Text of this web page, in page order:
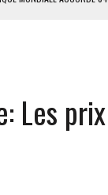
SOW QUITTE LE PRP
1 074 LIGNES TARIFAIRES
Les